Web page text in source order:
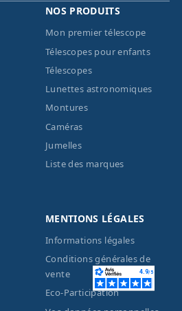
NOS PRODUITS
Mon premier télescope
Télescopes pour enfants
Télescopes
Lunettes astronomiques
Montures
Caméras
Jumelles
Liste des marques
MENTIONS LÉGALES
Informations légales
Conditions générales de
vente
Eco-Participation